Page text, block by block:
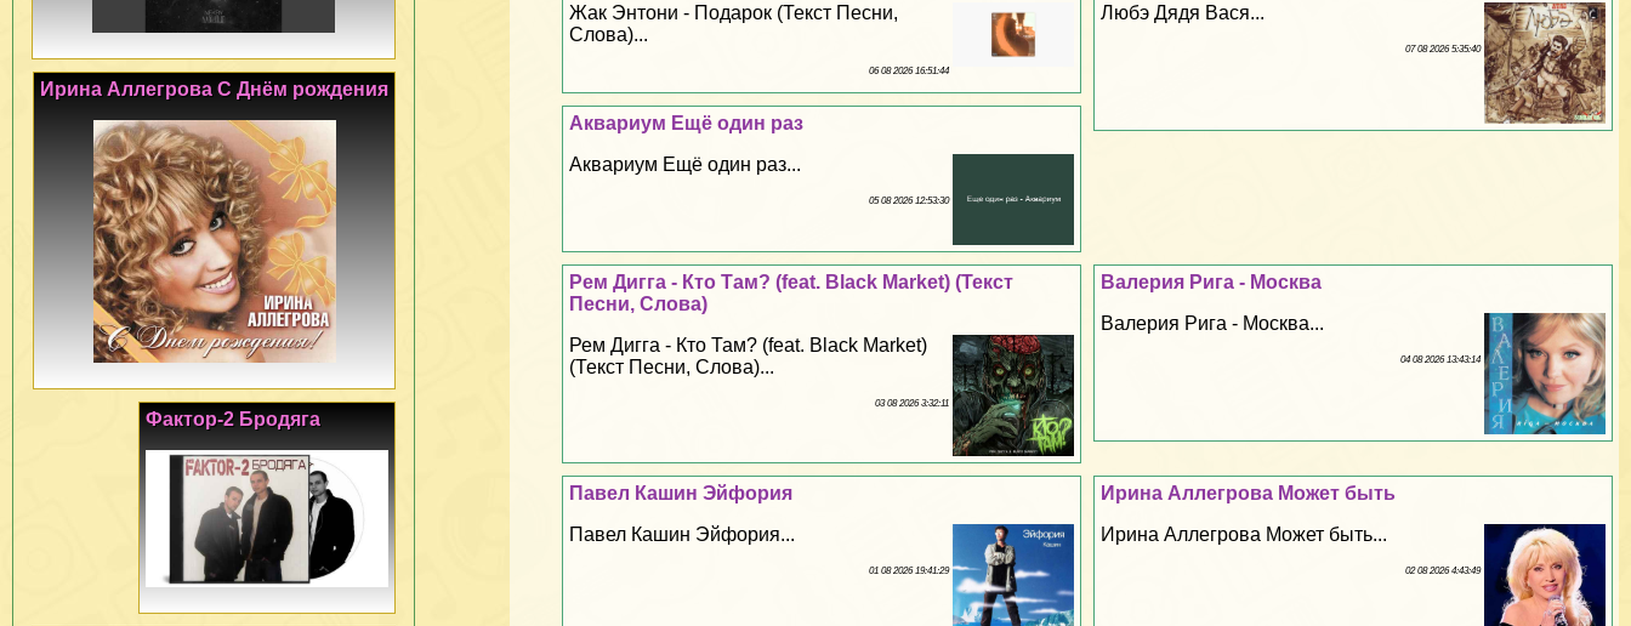
Любэ Дядя Вася...
07 08 2026 5:35:40
Жак Энтони - Подарок (Текст Песни,
Слова)...
06 08 2026 16:51:44
Аквариум Ещё один раз
Аквариум Ещё один раз...
05 08 2026 12:53:30
Валерия Рига - Москва
Валерия Рига - Москва...
04 08 2026 13:43:14
Рем Дигга - Кто Там? (feat. Black Market) (Текст
Песни, Слова)
Рем Дигга - Кто Там? (feat. Black Market)
(Текст Песни, Слова)...
03 08 2026 3:32:11
Ирина Аллегрова Может быть
Ирина Аллегрова Может быть...
02 08 2026 4:43:49
Павел Кашин Эйфория
Павел Кашин Эйфория...
01 08 2026 19:41:29
Ирина Аллегрова С Днём рождения
Фактор-2 Бродяга